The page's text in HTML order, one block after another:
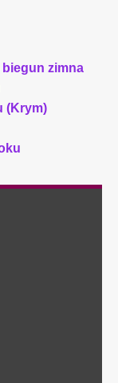
biegun zimna
(Krym)